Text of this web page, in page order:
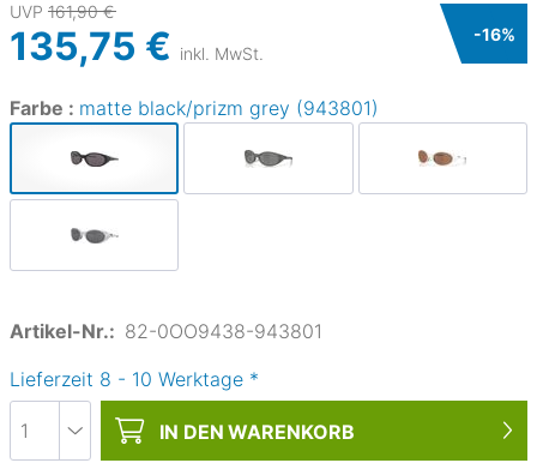
UVP 161,90 €
135,75 € inkl. MwSt.
-16%
Farbe : matte black/prizm grey (943801)
Artikel-Nr.: 82-0OO9438-943801
Lieferzeit 8 - 10 Werktage *
IN DEN WARENKORB